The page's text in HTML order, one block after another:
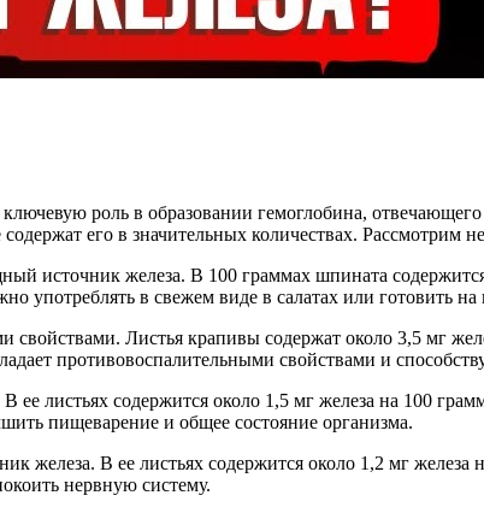
роль в образовании гемоглобина,
его в значительных количествах. Рассмотрим
источник железа. В 100 граммах шпината
употреблять в свежем виде в салатах или готовить на
Листья крапивы содержат около 3,5 мг
противовоспалительными свойствами и
листьях содержится около 1,5 мг железа на 100
пищеварение и общее состояние организма.
железа. В ее листьях содержится около 1,2 мг
нервную систему.